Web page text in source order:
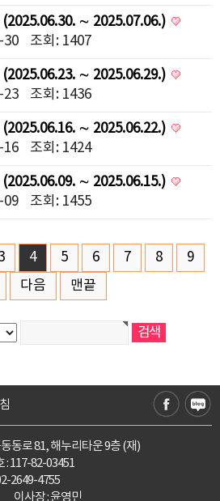
(2025.06.30. ∼ 2025.07.06.)
30
조회: 1407
(2025.06.23. ∼ 2025.06.29.)
23
조회: 1436
(2025.06.16. ∼ 2025.06.22.)
16
조회: 1424
(2025.06.09. ∼ 2025.06.15.)
09
조회: 1455
4 5 6 7 8
9
다음 맨끝
동로 81, 해누리타운 9층 (재)
117-82-03451
2649-4755
이사장 : 윤영민